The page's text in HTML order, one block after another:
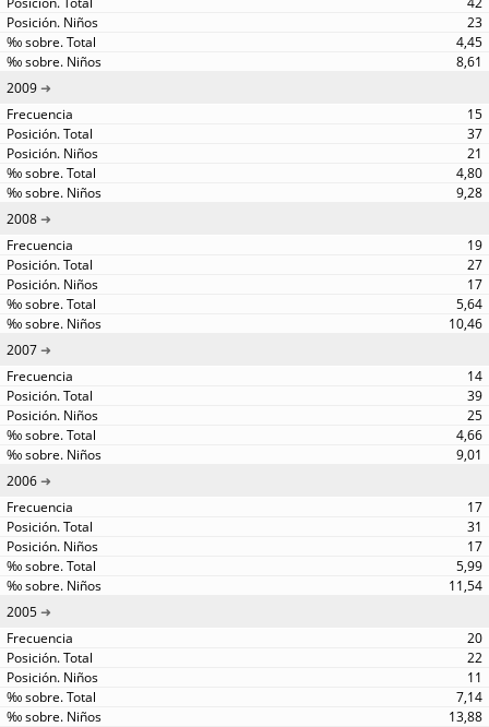
23
4,45
8,61
2009
15
37
21
4,80
9,28
2008
19
27
17
5,64
10,46
2007
14
39
25
4,66
9,01
2006
17
31
17
5,99
11,54
2005
20
22
11
7,14
13,88